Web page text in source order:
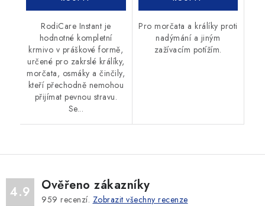
RodiCare Instant je
hodnotné kompletní
krmivo v práškové formě,
určené pro zakrslé králíky,
morčata, osmáky a činčily,
kteří přechodně nemohou
přijímat pevnou stravu.
Se...
Pro morčata a králíky proti
nadýmání a jiným
zažívacím potížím.
4.9 Ověřeno zákazníky
959 recenzí. Zobrazit všechny recenze